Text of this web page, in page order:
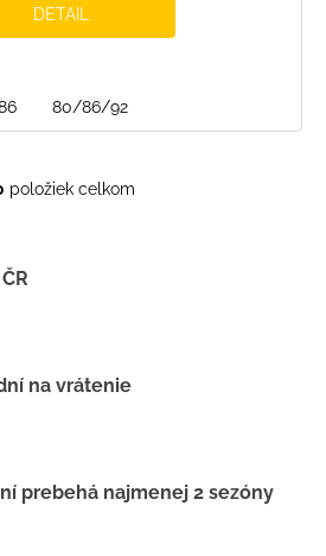
DETAIL
80/86/92
O
i
v
položiek celkom
na vrátenie
prebehá najmenej 2 sezóny